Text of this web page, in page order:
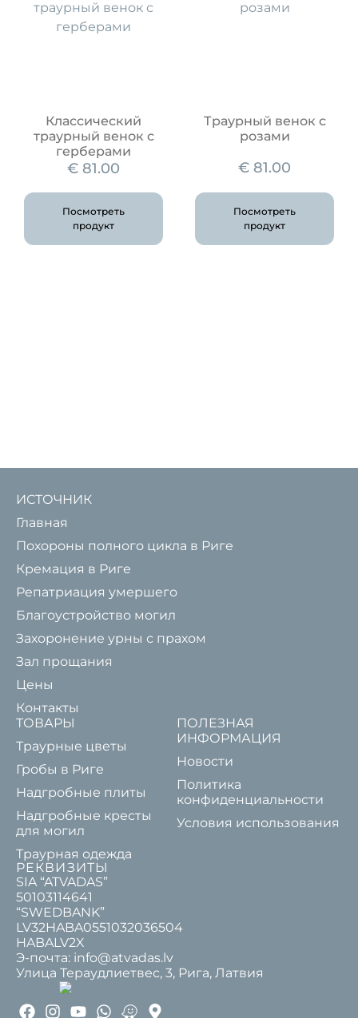
Классический
траурный венок с
герберами
€ 81.00
Посмотреть
продукт
Траурный венок с
розами
€ 81.00
Посмотреть
продукт
ИСТОЧНИК
Главная
Похороны полного цикла в Риге
Кремация в Риге
Репатриация умершего
Благоустройство могил
Захоронение урны с прахом
Зал прощания
Цены
Контакты
ТОВАРЫ
Траурные цветы
Гробы в Риге
Надгробные плиты
Надгробные кресты
для могил
Траурная одежда
ПОЛЕЗНАЯ
ИНФОРМАЦИЯ
Новости
Политика
конфиденциальности
Условия использования
РЕКВИЗИТЫ
SIA “ATVADAS”
50103114641
“SWEDBANK”
LV32HABA0551032036504
HABALV2X
Э-почта: info@atvadas.lv
Улица Тераудлиетвес, 3, Рига, Латвия